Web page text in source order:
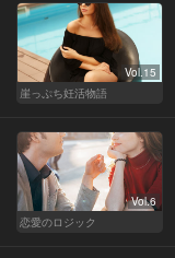
Vol.15
崖っぷち妊活物語
Vol.6
恋愛のロジック